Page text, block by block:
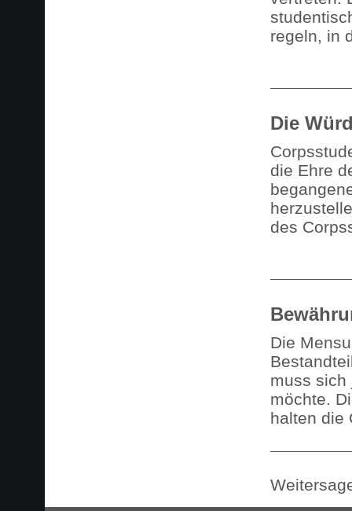
regeln, in
Die
die Ehre
des
Die
muss sich
möchte.
halten die